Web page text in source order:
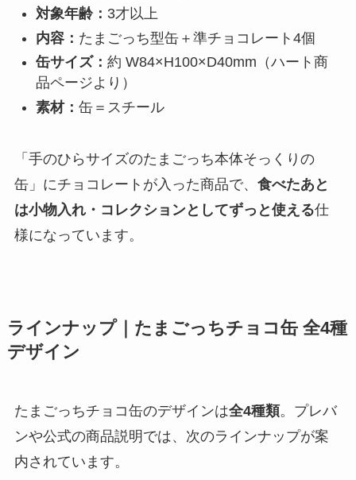
対象年齢： 3才以上
内容： たまごっち型缶＋準チョコレート4個
缶サイズ： 約 W84×H100×D40mm（ハート商
品ページより）
素材： 缶＝スチール
「手のひらサイズのたまごっち本体そっくりの
缶」にチョコレートが入った商品で、 食べたあと
は小物入れ・コレクションとしてずっと使える仕
様になっています。
ラインナップ｜たまごっちチョコ缶 全4種
デザイン
たまごっちチョコ缶のデザインは全4種類。プレバ
ンや公式の商品説明では、次のラインナップが案
内されています。